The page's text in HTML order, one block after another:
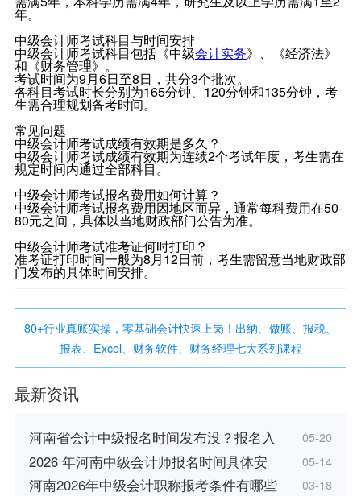
年。
中级会计师考试科目与时间安排
中级会计师考试科目包括《中级会计实务》、《经济法》
和《财务管理》。
考试时间为9月6日至8日，共分3个批次。
各科目考试时长分别为165分钟、120分钟和135分钟，考
生需合理规划备考时间。
常见问题
中级会计师考试成绩有效期是多久？
中级会计师考试成绩有效期为连续2个考试年度，考生需在
规定时间内通过全部科目。
中级会计师考试报名费用如何计算？
中级会计师考试报名费用因地区而异，通常每科费用在50-
80元之间，具体以当地财政部门公告为准。
中级会计师考试准考证何时打印？
准考证打印时间一般为8月12日前，考生需留意当地财政部
门发布的具体时间安排。
80+行业真账实操，零基础会计快速上岗！出纳、做账、报税、
报表、Excel、财务软件、财务经理七大系列课程
最新资讯
河南省会计中级报名时间发布没？报名入 05-20
2026 年河南中级会计师报名时间具体安 05-14
河南2026年中级会计职称报考条件有哪些 03-18